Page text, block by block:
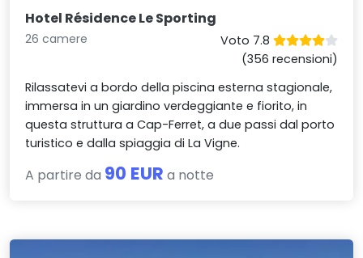
Hotel Résidence Le Sporting
26 camere
Voto 7.8
(356 recensioni)
Rilassatevi a bordo della piscina esterna stagionale,
immersa in un giardino verdeggiante e fiorito, in
questa struttura a Cap-Ferret, a due passi dal porto
turistico e dalla spiaggia di La Vigne.
A partire da 90 EUR a notte